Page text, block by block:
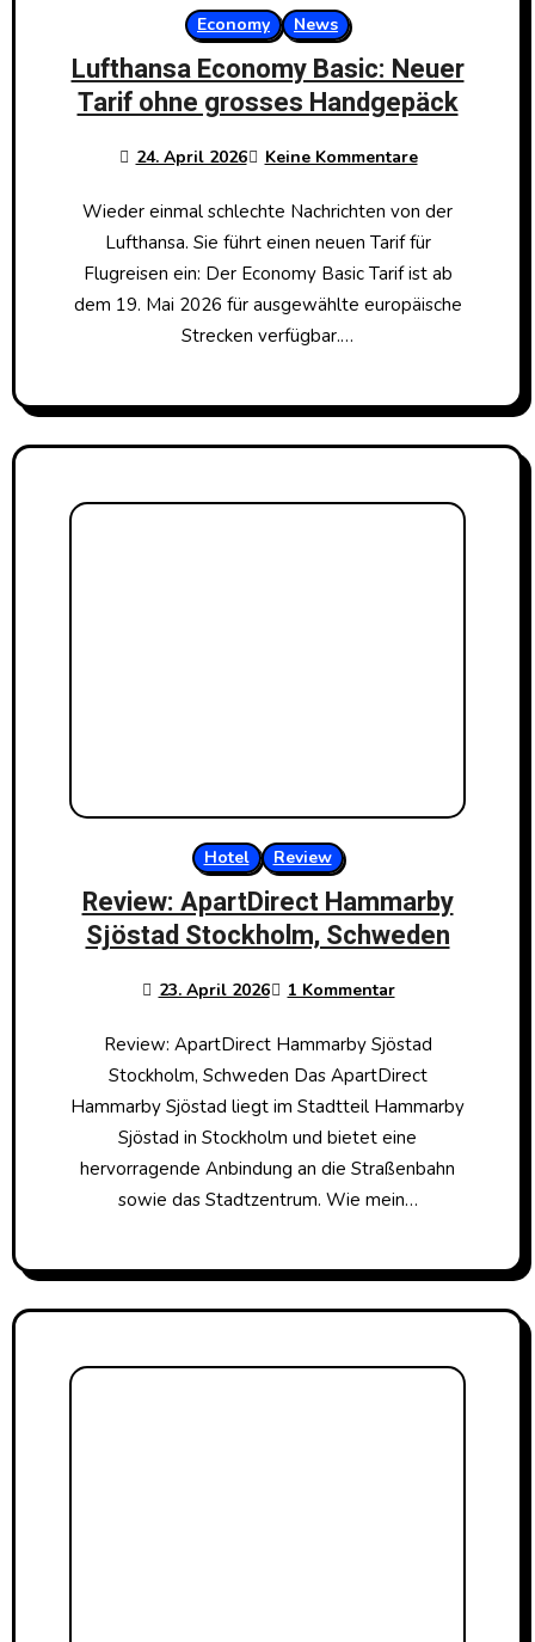
Economy News
Lufthansa Economy Basic: Neuer
Tarif ohne grosses Handgepäck
24. April 2026 Keine Kommentare
Wieder einmal schlechte Nachrichten von der
Lufthansa. Sie führt einen neuen Tarif für
Flugreisen ein: Der Economy Basic Tarif ist ab
dem 19. Mai 2026 für ausgewählte europäische
Strecken verfügbar.…
Hotel Review
Review: ApartDirect Hammarby
Sjöstad Stockholm, Schweden
23. April 2026 1 Kommentar
Review: ApartDirect Hammarby Sjöstad
Stockholm, Schweden Das ApartDirect
Hammarby Sjöstad liegt im Stadtteil Hammarby
Sjöstad in Stockholm und bietet eine
hervorragende Anbindung an die Straßenbahn
sowie das Stadtzentrum. Wie mein…